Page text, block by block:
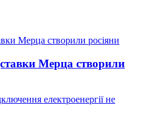
Мерца створили